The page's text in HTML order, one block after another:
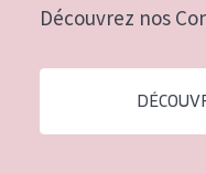
Peau ménopausée
Découvrez nos